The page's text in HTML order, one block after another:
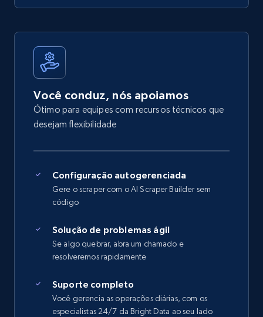
Você conduz, nós apoiamos
Ótimo para equipes com recursos técnicos que
desejam flexibilidade
Configuração autogerenciada
Gere o scraper com o AI Scraper Builder sem
código
Solução de problemas ágil
Se algo quebrar, abra um chamado e
resolveremos rapidamente
Suporte completo
Você gerencia as operações diárias, com os
especialistas 24/7 da Bright Data ao seu lado